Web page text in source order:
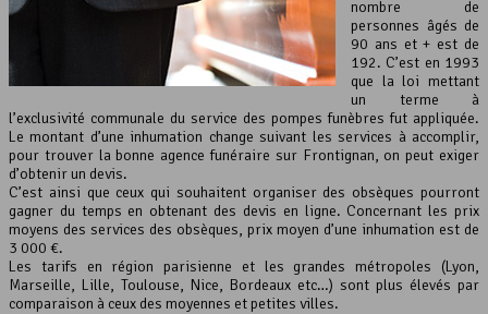
nombre de
personnes âgés de
90 ans et + est de
192. C’est en 1993
que la loi mettant
un terme à
l’exclusivité communale du service des pompes funèbres fut appliquée.
Le montant d’une inhumation change suivant les services à accomplir,
pour trouver la bonne agence funéraire sur Frontignan, on peut exiger
d’obtenir un devis.
C’est ainsi que ceux qui souhaitent organiser des obsèques pourront
gagner du temps en obtenant des devis en ligne. Concernant les prix
moyens des services des obsèques, prix moyen d’une inhumation est de
3 000 €.
Les tarifs en région parisienne et les grandes métropoles (Lyon,
Marseille, Lille, Toulouse, Nice, Bordeaux etc…) sont plus élevés par
comparaison à ceux des moyennes et petites villes.